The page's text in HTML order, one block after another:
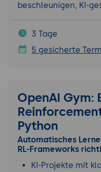
beschleunigen, KI-
3 Tage
5 gesicherte
OpenAI Gym:
Python
Automatisches
RL-Frameworks
KI-Projekte mit